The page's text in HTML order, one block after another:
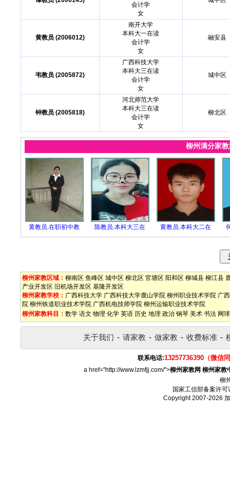
会计学
女
黄教员 (2006012)
南开大学
本科大一在读
会计学
女
融安县
韦教员 (2005872)
广西科技大学
本科大三在读
会计学
女
城中区
钟教员 (2005818)
河北师范大学
本科大三在读
会计学
女
柳北区
柳州满分家
黄教员.在职初中教 陈教员.本科大三在 黄教员.本科大二在
柳州家教区域： 柳南区 鱼峰区 城中区 柳北区 官塘区 阳和区 柳城县 柳江县
产业开发区
旧机场开发区 基隆开发区
柳州家教学校： 广西科技大学 广西科技大学鹿山学院 柳州职业技术学院 广
院 柳州铁道职业技术学院 广西机电技师学院 柳州运输职业技术学院
柳州家教科目： 数学 语文 物理 化学 英语 历史 地理 政治 钢琴 美术 书法 网球
关于我们 - 请家教 - 做家教 - 收费标准 -
联系电话:13257736390（微信
a href="http://www.lzmfjj.com/">柳州家教网 柳州家教
柳
国家工信部备案许可
Copyright 2007-2026